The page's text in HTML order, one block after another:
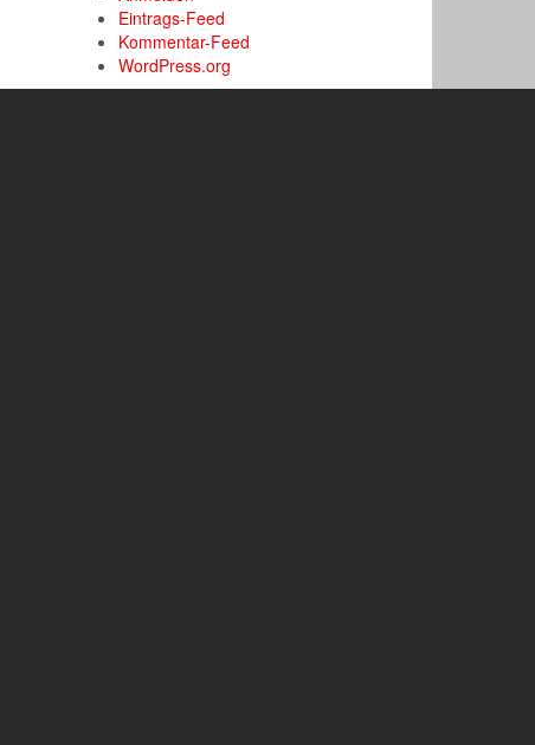
Eintrags-Feed
Kommentar-Feed
WordPress.org